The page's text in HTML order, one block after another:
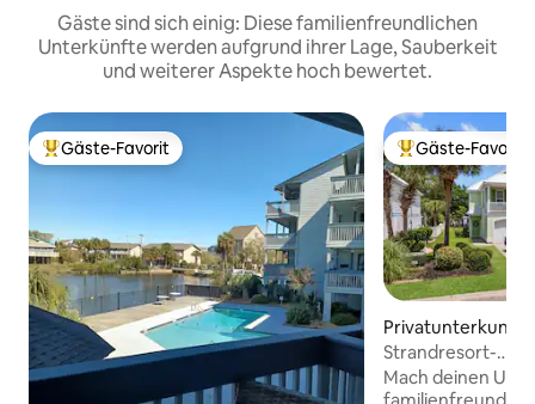
Gäste sind sich einig: Diese familienfreundlichen
Unterkünfte werden aufgrund ihrer Lage, Sauberkeit
und weiterer Aspekte hoch bewertet.
Beliebter Gäste-Favorit.
Gäste-Favorit Beliebter Gäste-
Gäste-Favorit
Privatunterkunft
de Village
Strandresort-
Mach deinen